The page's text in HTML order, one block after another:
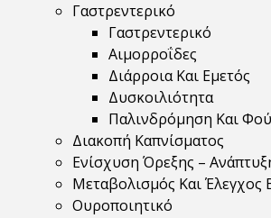
Γαστρεντερικό
Γαστρεντερικό
Αιμορροΐδες
Διάρροια Και Εμετός
Δυσκοιλιότητα
Παλινδρόμηση Και
Διακοπή Καπνίσματος
Ενίσχυση Όρεξης –
Μεταβολισμός Και Έλεγχος
Ουροποιητικό